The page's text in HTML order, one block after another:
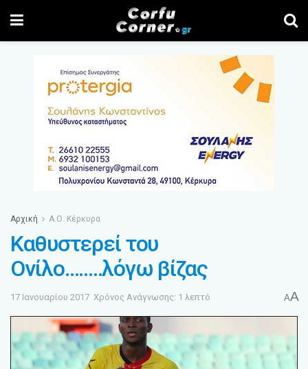
Αρχική Α.Ο. Κέρκυρα
Καθυστερεί του
Ονίλο……..λόγω βίζας
17 Ιανουαρίου 2017 Χρόνος Ανάγνωσης: 1 λεπτό AA